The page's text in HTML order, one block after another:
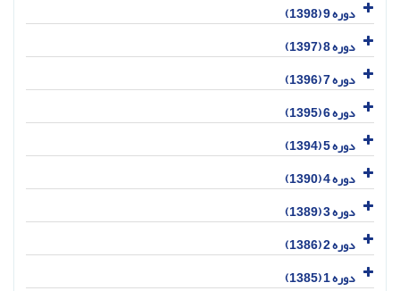
دوره 9 (1398)
دوره 8 (1397)
دوره 7 (1396)
دوره 6 (1395)
دوره 5 (1394)
دوره 4 (1390)
دوره 3 (1389)
دوره 2 (1386)
دوره 1 (1385)